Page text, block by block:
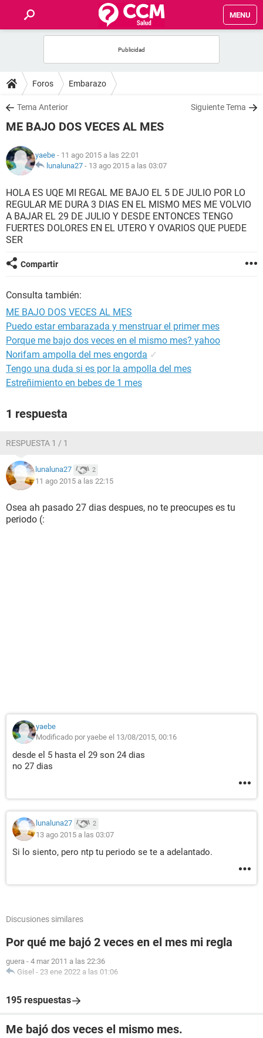
MENU
FOROS
SALUD
NUTRICIÓN
BIENESTAR
SEXUALIDAD
GLOSARIO
Foros Embarazo
Tema Anterior Siguiente Tema
ME BAJO DOS VECES AL MES
yaebe - 11 ago 2015 a las 22:01
lunaluna27 - 13 ago 2015 a las 03:07
HOLA ES UQE MI REGAL ME BAJO EL 5 DE JULIO POR LO
REGULAR ME DURA 3 DIAS EN EL MISMO MES ME VOLVIO
A BAJAR EL 29 DE JULIO Y DESDE ENTONCES TENGO
FUERTES DOLORES EN EL UTERO Y OVARIOS QUE PUEDE
SER
Compartir
Consulta también:
ME BAJO DOS VECES AL MES
Puedo estar embarazada y menstruar el primer mes
Porque me bajo dos veces en el mismo mes? yahoo
Norifam ampolla del mes engorda ✓
Tengo una duda si es por la ampolla del mes
Estreñimiento en bebes de 1 mes
1 respuesta
RESPUESTA 1 / 1
lunaluna27 2
11 ago 2015 a las 22:15
Osea ah pasado 27 dias despues, no te preocupes es tu
periodo (:
yaebe
Modificado por yaebe el 13/08/2015, 00:16
desde el 5 hasta el 29 son 24 dias
no 27 dias
lunaluna27 2
13 ago 2015 a las 03:07
Si lo siento, pero ntp tu periodo se te a adelantado.
Discusiones similares
Por qué me bajó 2 veces en el mes mi regla
guera - 4 mar 2011 a las 22:36
Gisel - 23 ene 2022 a las 01:06
195 respuestas
Me bajó dos veces el mismo mes.